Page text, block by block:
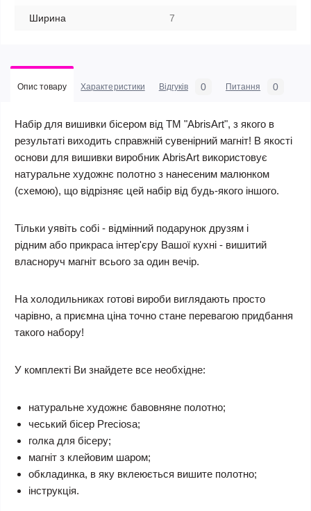
Ширина 7
Опис товару Характеристики Відгуків 0 Питання 0
Набір для вишивки бісером від ТМ "AbrisArt", з якого в
результаті виходить справжній сувенірний магніт! В якості
основи для вишивки виробник AbrisArt використовує
натуральне художнє полотно з нанесеним малюнком
(схемою), що відрізняє цей набір від будь-якого іншого.
Тільки уявіть собі - відмінний подарунок друзям і
рідним або прикраса інтер'єру Вашої кухні - вишитий
власноруч магніт всього за один вечір.
На холодильниках готові вироби виглядають просто
чарівно, а приємна ціна точно стане перевагою придбання
такого набору!
У комплекті Ви знайдете все необхідне:
натуральне художнє бавовняне полотно;
чеський бісер Preciosa;
голка для бісеру;
магніт з клейовим шаром;
обкладинка, в яку вклеюється вишите полотно;
інструкція.